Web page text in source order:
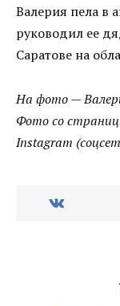
Валерия пела в
руководил ее
Саратове на
На фото —
Фото со
Instagram